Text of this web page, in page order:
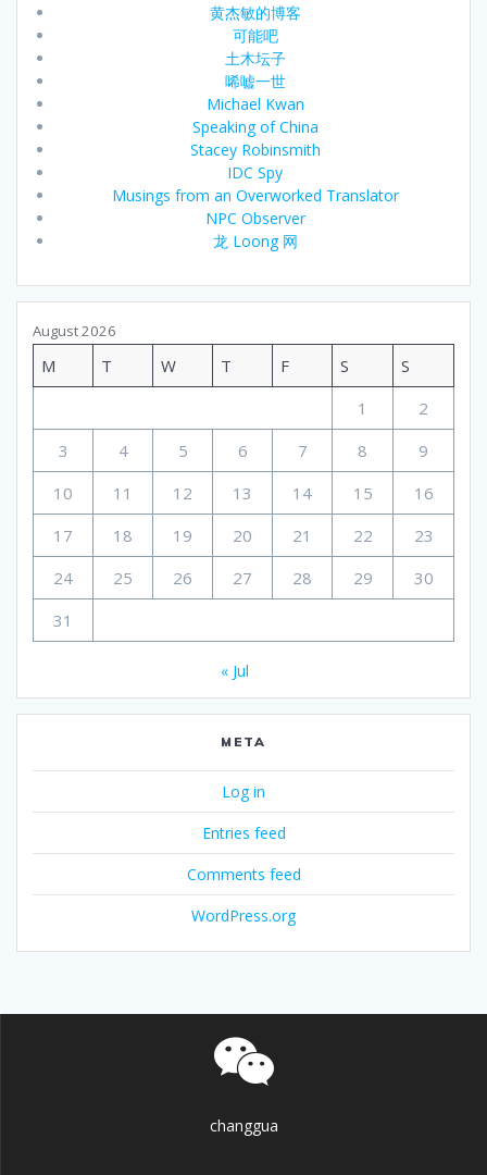
黄杰敏的博客
可能吧
土木坛子
唏嘘一世
Michael Kwan
Speaking of China
Stacey Robinsmith
IDC Spy
Musings from an Overworked Translator
NPC Observer
龙 Loong 网
August 2026
M T W T F S
S
1
2
3
4 5 6 7 8
9
10
11 12 13 14 15
16
17
18 19 20 21 22
23
24
25 26 27 28 29
30
31
« Jul
META
Log in
Entries feed
Comments feed
WordPress.org
changgua